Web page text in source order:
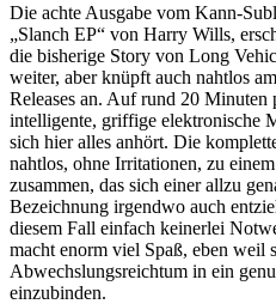
Die achte Ausgabe vom Kann-
„Slanch EP“ von Harry Wills,
die bisherige Story von Long
weiter, aber knüpft auch nahtlos
Releases an. Auf rund 20
intelligente, griffige elektronische
sich hier alles anhört. Die
nahtlos, ohne Irritationen, zu
zusammen, das sich einer allzu
Bezeichnung irgendwo auch
diesem Fall einfach keinerlei
macht enorm viel Spaß, eben weil
Abwechslungsreichtum in ein
einzubinden.